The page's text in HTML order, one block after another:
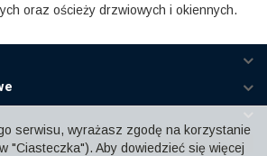
oraz ościeży drzwiowych i okiennych.
serwisu, wyrażasz zgodę na korzystanie
"Ciasteczka"). Aby dowiedzieć się więcej